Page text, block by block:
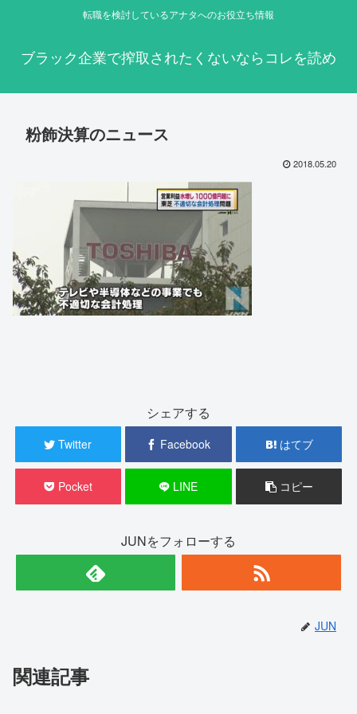
転職を検討しているアナタへのお役立ち情報
ブラック企業で搾取されたくないならコレを読め
粉飾決算のニュース
2018.05.20
シェアする
Twitter Facebook はてブ
Pocket LINE コピー
JUNをフォローする
JUN
関連記事